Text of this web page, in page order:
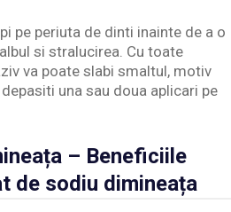
pe periuta de dinti inainte de a o
si stralucirea. Cu toate
va poate slabi smaltul, motiv
una sau doua aplicari pe
– Beneficiile
de sodiu dimineața